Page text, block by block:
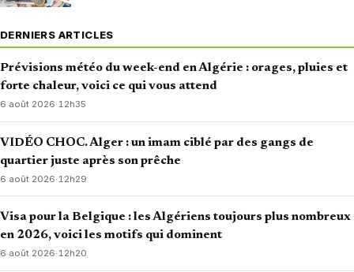
DERNIERS ARTICLES
Prévisions météo du week-end en Algérie : orages, pluies et
forte chaleur, voici ce qui vous attend
6 août 2026·12h35
VIDÉO CHOC. Alger : un imam ciblé par des gangs de
quartier juste après son prêche
6 août 2026· 12h29
Visa pour la Belgique : les Algériens toujours plus nombreux
en 2026, voici les motifs qui dominent
6 août 2026·12h20